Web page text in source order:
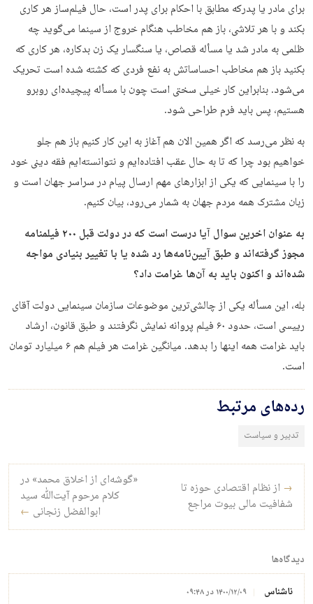
برای مادر یا پدرکه مطابق با احکام برای پدر است، حال فیلم‌ساز هر کاری
بکند و با هر تلاشی، باز هم مخاطب هنگام خروج از سینما می‌گوید چه
ظلمی به مادر شد یا مسأله قصاص، یا سنگسار یک زن بدکاره، هر کاری که
بکنید باز هم مخاطب احساساتش به نفع فردی که کشته شده است تحریک
می‌شود. بنابراین کار خیلی سختی است چون با مسأله پیچیده‌ای روبرو
هستیم، پس باید فرم طراحی شود.
به نظر می‌رسد که اگر همین الان هم آغاز به این کار کنیم باز هم جلو
خواهیم بود چرا که تا به حال عقب افتاده‌ایم و نتوانسته‌ایم فقه دینی خود
را با سینمایی که یکی از ابزارهای مهم ارسال پیام در سراسر جهان است و
زبان مشترک همه مردم جهان به شمار می‌رود، بیان کنیم.
به عنوان اخرین سوال آیا درست است که در دولت قبل ۲۰۰ فیلمنامه
مجوز گرفته‌اند و طبق آیین‌نامه‌ها رد شده یا با تغییر بنیادی مواجه
شده‌اند و اکنون باید به آن‌ها غرامت داد؟
بله، این مسأله یکی از چالشی‌ترین موضوعات سازمان سینمایی دولت آقای
رییسی است، حدود ۶۰ فیلم پروانه نمایش نگرفتند و طبق قانون، ارشاد
باید غرامت همه اینها را بدهد. میانگین غرامت هر فیلم هم ۶ میلیارد تومان
است.
رده‌های مرتبط
تدبیر و سیاست
راه‌بری نوشته
→ از نظام اقتصادی حوزه تا
شفافیت مالی بیوت مراجع
«گوشه‌ای از اخلاق محمد» در
کلام مرحوم آیت‌الله سید
ابوالفضل زنجانی ←
دیدگاه‌ها
ناشناس ۱۴۰۰/۱۲/۰۹ در ۰۹:۴۸